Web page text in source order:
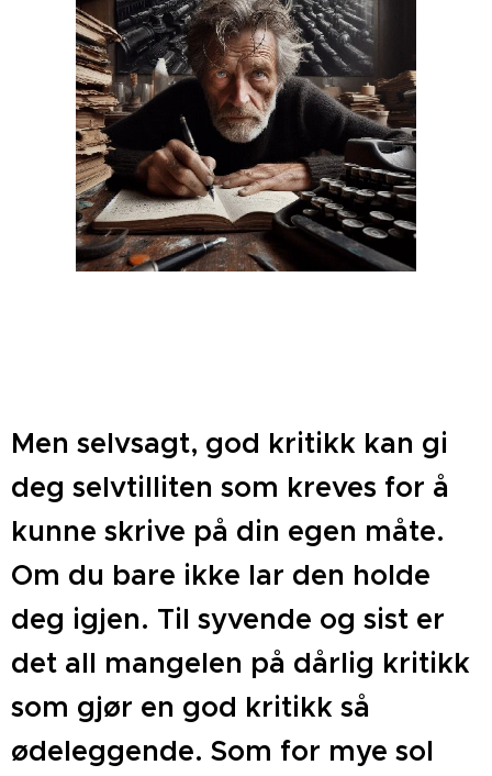
Men selvsagt, god kritikk kan gi
deg selvtilliten som kreves for å
kunne skrive på din egen måte.
Om du bare ikke lar den holde
deg igjen. Til syvende og sist er
det all mangelen på dårlig kritikk
som gjør en god kritikk så
ødeleggende. Som for mye sol